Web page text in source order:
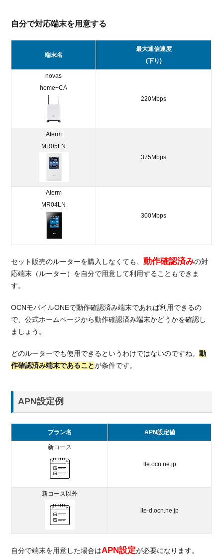
3.2.
容量
を翌
繰り
越せ
節約
モー
ドで
約が
でき
モバ
ONE
と他
社を
4.1.
スマ
ホと
に契
約し
月額
料金
4.2.
低利
用期
比較
自分で対応端末を用意する
端末名
最大通信速度
(下り)
novas
home+CA
220Mbps
Aterm
MR05LN
375Mbps
Aterm
MR04LN
300Mbps
セット販売のルーターを購入しなくても、動作確認済みの対
応端末（ルーター）を自分で用意して利用することもできま
す。
OCNモバイルONEで動作確認済み端末であれば利用できるの
で、公式ホームページから動作確認済み端末かどうかを確認し
ましょう。
どのルーターでも使用できるというわけではないのですね。動
作確認済み端末であることが条件です。
APN設定例
プラン名 APN設定値
新コース
lte.ocn.ne.jp
新コース以外
lte-d.ocn.ne.jp
自分で端末を用意した場合はAPN設定が必要になります。